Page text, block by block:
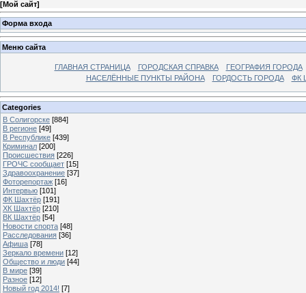
[Мой сайт]
Форма входа
Меню сайта
ГЛАВНАЯ СТРАНИЦА ГОРОДСКАЯ СПРАВКА
ГЕОГРАФИЯ ГОРОДА
НАСЕЛЁННЫЕ ПУНКТЫ РАЙОНА
ГОРДОСТЬ ГОРОДА ФК
Categories
В Солигорске [884]
В регионе [49]
В Республике [439]
Криминал [200]
Происшествия [226]
ГРОЧС сообщает [15]
Здравоохранение [37]
Фоторепортаж [16]
Интервью [101]
ФК Шахтёр [191]
ХК Шахтёр [210]
ВК Шахтёр [54]
Новости спорта [48]
Расследования [36]
Афиша [78]
Зеркало времени [12]
Общество и люди [44]
В мире [39]
Разное [12]
Новый год 2014! [7]